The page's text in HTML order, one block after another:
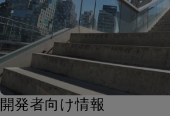
開発者向け情報